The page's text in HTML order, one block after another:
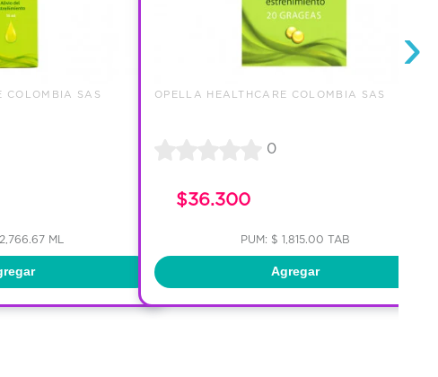
COLOMBIA SAS
ML
OPELLA HEALTHCARE COLOMBIA SAS
0
$36.300
PUM: $ 1,815.00 TAB
Agregar
›